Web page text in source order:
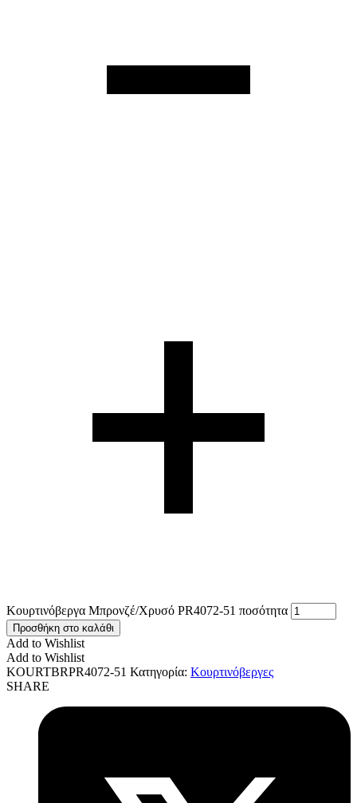
Κουρτινόβεργα Μπρονζέ/Χρυσό PR4072-51 ποσότητα
Προσθήκη στο καλάθι
Add to Wishlist
Add to Wishlist
KOURTBRPR4072-51 Κατηγορία: Κουρτινόβεργες
SHARE